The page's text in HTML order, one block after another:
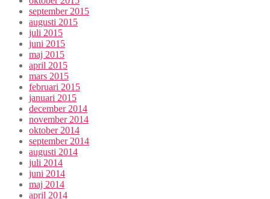
september 2015
augusti 2015
juli 2015
juni 2015
maj 2015
april 2015
mars 2015
februari 2015
januari 2015
december 2014
november 2014
oktober 2014
september 2014
augusti 2014
juli 2014
juni 2014
maj 2014
april 2014